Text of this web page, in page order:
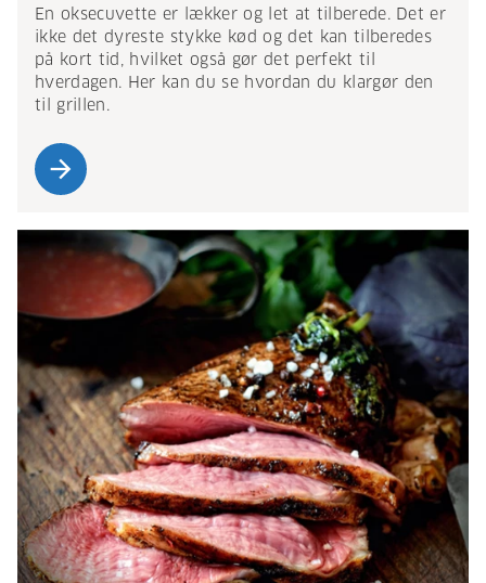
En oksecuvette er lækker og let at tilberede. Det er
ikke det dyreste stykke kød og det kan tilberedes
på kort tid, hvilket også gør det perfekt til
hverdagen. Her kan du se hvordan du klargør den
til grillen.
arrow_forward